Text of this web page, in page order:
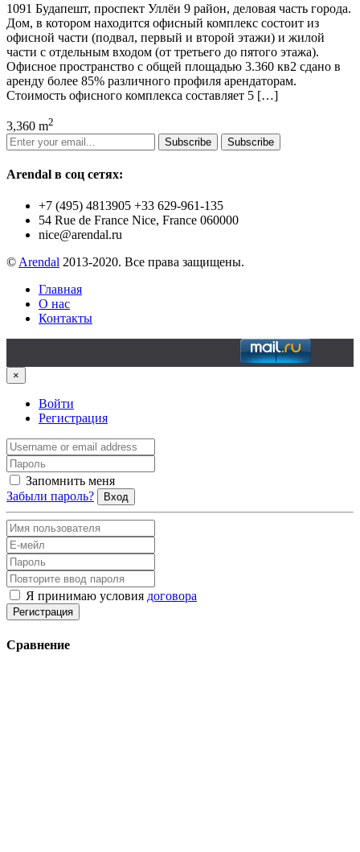
1091 Будапешт, проспект Уллёи 9 район, деловая часть города.
Дом, в котором находится офисный комплекс состоит из
офисной части (подвал, первый и второй этажи) и жилой
части с отдельным входом (от третьего до пятого этажа).
Офисное пространство с общей площадью 3.360 кв2 сдано в
аренду более 85% различного профиля арендаторам.
Стоимость офисного комплекса составляет 5 […]
3,360 m2
Subscribe
Subscribe
Arendal в соц сетях:
+7 (495) 4813905 +33 629-961-135
54 Rue de France Nice, France 060000
nice@arendal.ru
© Arendal 2013-2020. Все права защищены.
Главная
О нас
Контакты
×
Войти
Регистрация
Запомнить меня
Забыли пароль?
Вход
Я принимаю условия договора
Регистрация
Сравнение